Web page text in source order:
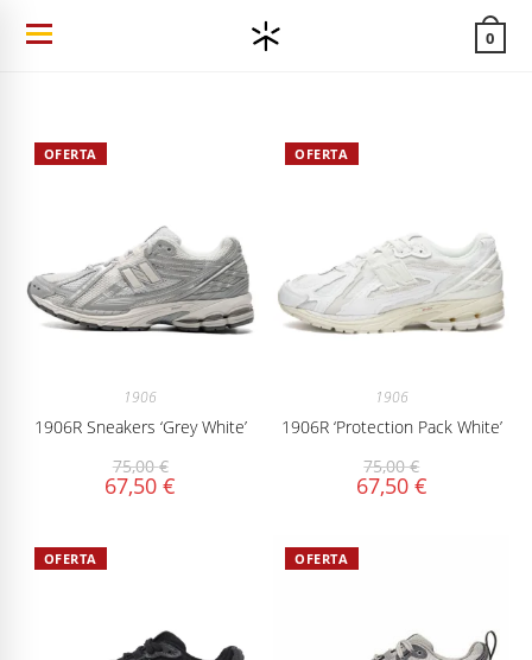
0
OFERTA
1906
1906R Sneakers ‘Grey White’
75,00€
67,50€
OFERTA
1906
1906R ‘Protection Pack White’
75,00€
67,50 €
OFERTA OFERTA